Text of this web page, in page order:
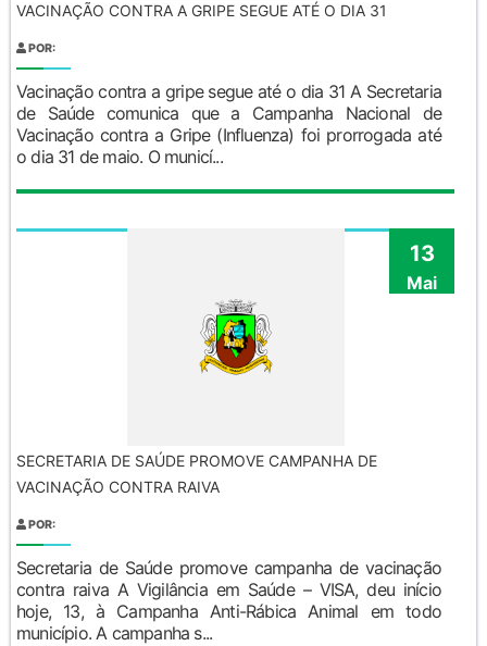
VACINAÇÃO CONTRA A GRIPE SEGUE ATÉ O DIA 31
POR:
Vacinação contra a gripe segue até o dia 31 A Secretaria
de Saúde comunica que a Campanha Nacional de
Vacinação contra a Gripe (Influenza) foi prorrogada até
o dia 31 de maio. O municí...
13
Mai
SECRETARIA DE SAÚDE PROMOVE CAMPANHA DE
VACINAÇÃO CONTRA RAIVA
POR:
Secretaria de Saúde promove campanha de vacinação
contra raiva A Vigilância em Saúde – VISA, deu início
hoje, 13, à Campanha Anti-Rábica Animal em todo
município. A campanha s...